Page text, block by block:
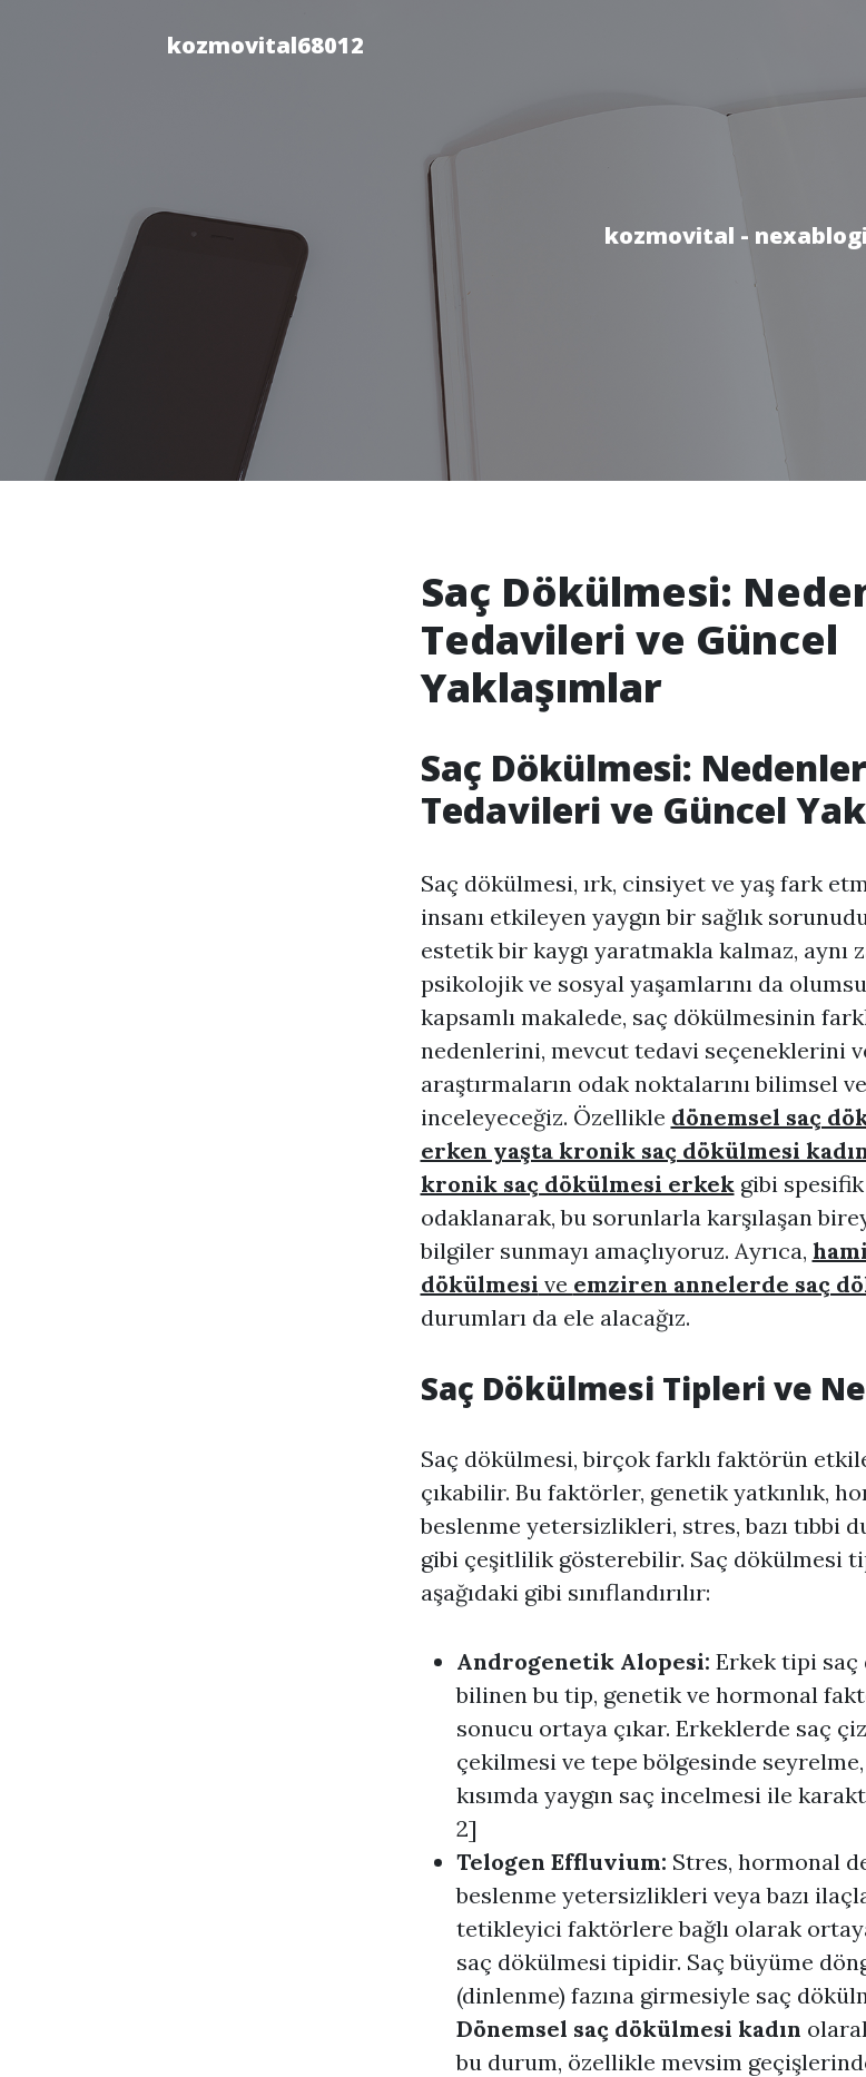
kozmovital68012
kozmovital -
Saç Dökülmesi:
Tedavileri ve Güncel
Yaklaşımlar
Saç Dökülmesi:
Tedavileri ve Güncel
Saç dökülmesi, ırk, cinsiyet ve yaş fark
insanı etkileyen yaygın bir sağlık
estetik bir kaygı yaratmakla kalmaz, aynı
psikolojik ve sosyal yaşamlarını da
kapsamlı makalede, saç dökülmesinin
nedenlerini, mevcut tedavi seçeneklerini
araştırmaların odak noktalarını bilimsel
inceleyeceğiz. Özellikle dönemsel saç
erken yaşta kronik saç dökülmesi
kronik saç dökülmesi erkekgibi
odaklanarak, bu sorunlarla karşılaşan
bilgiler sunmayı amaçlıyoruz. Ayrıca,
dökülmesi ve emziren annelerde saç
durumları da ele alacağız.
Saç Dökülmesi Tipleri ve
Saç dökülmesi, birçok farklı faktörün
çıkabilir. Bu faktörler, genetik yatkınlık,
beslenme yetersizlikleri, stres, bazı tıbbi
gibi çeşitlilik gösterebilir. Saç dökülmesi
aşağıdaki gibi sınıflandırılır:
Androgenetik Alopesi: Erkek tipi saç
bilinen bu tip, genetik ve hormonal
sonucu ortaya çıkar. Erkeklerde saç
çekilmesi ve tepe bölgesinde
kısımda yaygın saç incelmesi ile
2]
Telogen Effluvium: Stres, hormonal
beslenme yetersizlikleri veya bazı
tetikleyici faktörlere bağlı olarak
saç dökülmesi tipidir. Saç büyüme
(dinlenme) fazına girmesiyle saç
Dönemsel saç dökülmesi kadın
bu durum, özellikle mevsim